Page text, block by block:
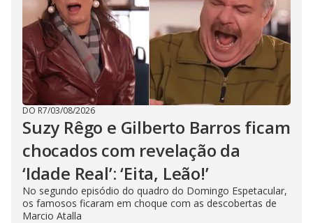
DO R7/03/08/2026
Suzy Rêgo e Gilberto Barros ficam
chocados com revelação da
‘Idade Real’: ‘Eita, Leão!’
No segundo episódio do quadro do Domingo Espetacular,
os famosos ficaram em choque com as descobertas de
Marcio Atalla